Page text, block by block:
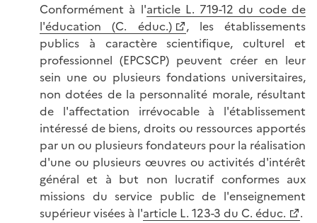
Conformément à l'article L. 719-12 du code de
l'éducation (C. éduc.)
, les établissements
publics à caractère scientifique, culturel et
professionnel (EPCSCP) peuvent créer en leur
sein une ou plusieurs fondations universitaires,
non dotées de la personnalité morale, résultant
de l'affectation irrévocable à l'établissement
intéressé de biens, droits ou ressources apportés
par un ou plusieurs fondateurs pour la réalisation
d'une ou plusieurs œuvres ou activités d'intérêt
général et à but non lucratif conformes aux
missions du service public de l'enseignement
supérieur visées à l'article L. 123-3 du C. éduc.
.